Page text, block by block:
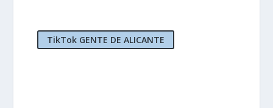
TikTok GENTE DE ALICANTE